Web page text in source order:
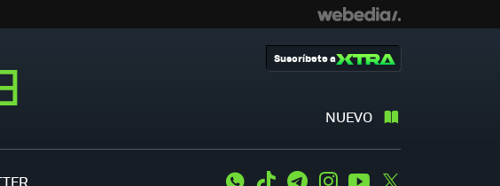
NUEVO
Suscríbete a
WhatsApp
Tiktok TelegramInstagramYoutube